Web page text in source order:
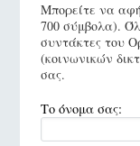
Μπορείτε να
700 σύμβολα).
συντάκτες του
(κοινωνικών
σας.
Το όνομα σας: